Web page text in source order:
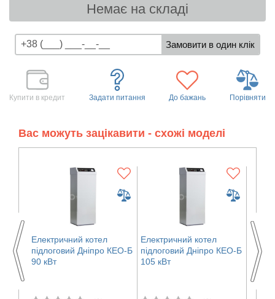
Немає на складі
Купити в кредит Задати питання До бажань Порівняти
Вас можуть зацікавити - схожі моделі
Б
Електричний котел
підлоговий Дніпро КЕО-Б
90 кВт
Електричний котел
підлоговий Дніпро КЕО-Б
105 кВт
12 кВт